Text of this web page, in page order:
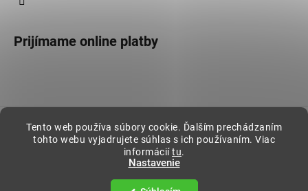
Tento web používa súbory cookie. Ďalším prechádzaním
tohto webu vyjadrujete súhlas s ich používaním. Viac
informáciítu.
Nastavenie
Prijímame online platby
Vytvoril Shoptet
Copyright 2026Stylovej . Všetky práva vyhradené.